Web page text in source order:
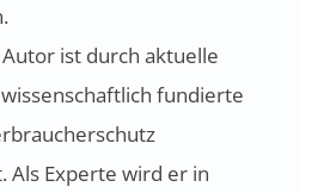
ist durch aktuelle
fundierte
Als Experte wird er in